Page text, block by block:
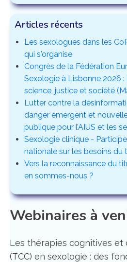
Articles récents
Les sexologues dans les
qui s'organise
Congrès de la Fédération
Sexologie à Lisbonne 2026
science, justice et société
Lutter contre la
danger émergent et
publique pour l’AIUS et les
Sexologie clinique -
nationale sur les besoins du
Vers la reconnaissance du
en sommes-nous ?
Webinaires à
Les thérapies cognitives
(TCC) en sexologie : des